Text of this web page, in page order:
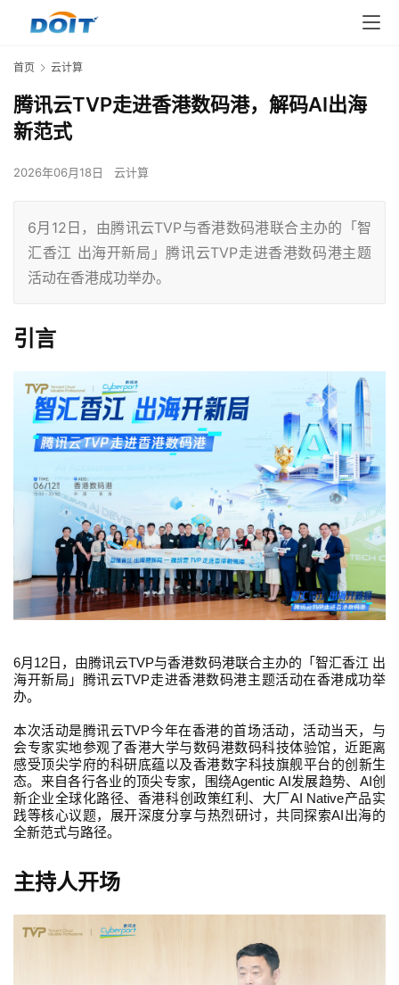
首页 云计算
腾讯云TVP走进香港数码港，解码AI出海
新范式
2026年06月18日 云计算
6月12日，由腾讯云TVP与香港数码港联合主办的「智
汇香江 出海开新局」腾讯云TVP走进香港数码港主题
活动在香港成功举办。
引言
6月 12日，由腾讯云TVP与香港数码港联合主办的「智汇香江 出
海开新局」腾讯云TVP走进香港数码港主题活动在香港成功举
办。
本次活动是腾讯云TVP今年在香港的首场活动，活动当天，与
会专家实地参观了香港大学与数码港数码科技体验馆，近距离
感受顶尖学府的科研底蕴以及香港数字科技旗舰平台的创新生
态。来自各行各业的顶尖专家，围绕Agentic AI发展趋势、 AI创
新企业全球化路径、香港科创政策红利、大厂AI Native产品实
践等核心议题，展开深度分享与热烈研讨，共同探索AI出海的
全新范式与路径。
主持人开场